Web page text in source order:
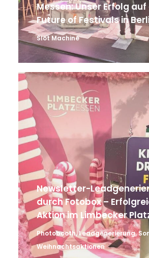
Messen: Unser Erfolg
Future of Festivals in
Slot Machine
Newsletter-
durch Fotobox –
Aktion im Limbecker
Photobooth,Leadgenerierung,
Weihnachtsaktionen